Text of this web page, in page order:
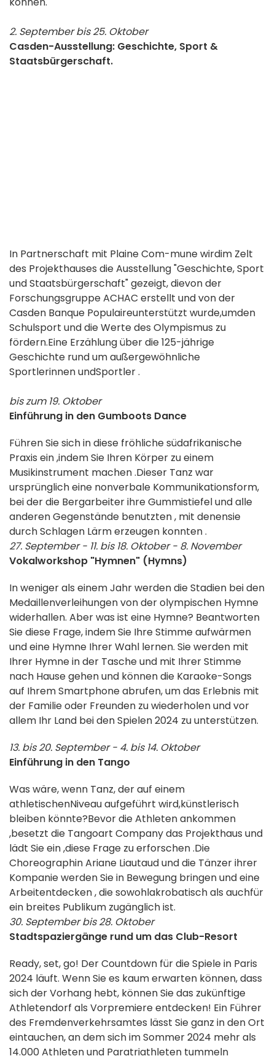
2. September bis 25. Oktober
Casden-Ausstellung: Geschichte, Sport &
Staatsbürgerschaft.
In Partnerschaft mit PlaineCom-munewirdim Zelt
des Projekthauses die Ausstellung"Geschichte, Sport
und Staatsbürgerschaft"gezeigt, dievon der
ForschungsgruppeACHAC erstellt und von der
Casden Banque Populaireunterstützt wurde,umden
Schulsport und die Wertedes Olympismus zu
fördern.Eine Erzählung über die 125-jährige
Geschichte rund umaußergewöhnliche
Sportlerinnen undSportler.
bis zum 19. Oktober
Einführung in den Gumboots Dance
Führen Sie sich in diese fröhlichesüdafrikanische
Praxis ein,indem Sie Ihren Körper zu einem
Musikinstrument machen.Dieser Tanz war
ursprünglich eine nonverbale Kommunikationsform,
bei derdie Bergarbeiter ihreGummistiefel und alle
anderen Gegenstände benutzten, mit denensie
durchSchlagen Lärm erzeugen konnten.
27. September - 11. bis 18. Oktober - 8. November
Vokalworkshop "Hymnen" (Hymns)
In weniger als einem Jahr werden die Stadien bei den
Medaillenverleihungen von der olympischen Hymne
widerhallen. Aber was ist eine Hymne? Beantworten
Sie diese Frage, indem Sie Ihre Stimme aufwärmen
und eine Hymne Ihrer Wahl lernen. Sie werden mit
Ihrer Hymne in der Tasche und mit Ihrer Stimme
nach Hause gehen und können die Karaoke-Songs
auf Ihrem Smartphone abrufen, um das Erlebnis mit
der Familie oder Freunden zu wiederholen und vor
allem Ihr Land bei den Spielen 2024 zu unterstützen.
13. bis20. September - 4. bis 14. Oktober
Einführung in den Tango
Was wäre, wenn Tanz, der auf einem
athletischenNiveauaufgeführt wird,künstlerisch
bleiben könnte?Bevor die Athleten ankommen
,besetzt die Tangoart Company das Projekthaus und
lädt Sie ein,diese Frage zu erforschen.Die
Choreographin Ariane Liautaud unddie Tänzer ihrer
Kompanie werdenSie in Bewegung bringen und eine
Arbeitentdecken, die sowohlakrobatischals auchfür
ein breites Publikum zugänglichist.
30. September bis 28. Oktober
Stadtspaziergänge rund um das Club-Resort
Ready, set, go! Der Countdown für die Spiele in Paris
2024 läuft. Wenn Sie es kaum erwarten können, dass
sich der Vorhang hebt, können Sie das zukünftige
Athletendorf als Vorpremiere entdecken! Ein Führer
des Fremdenverkehrsamtes lässt Sie ganz in den Ort
eintauchen, an dem sich im Sommer 2024 mehr als
14.000 Athleten und Paratriathleten tummeln